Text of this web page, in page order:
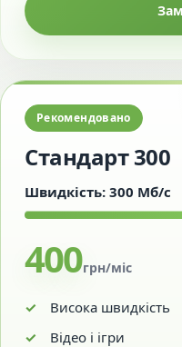
Рекомендовано
Стандарт 300
Швидкість: 300 Мб/с
400грн/міс
Висока швидкість
Відео і ігри